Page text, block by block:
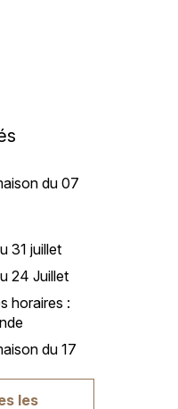
du 07
31 juillet
24 Juillet
horaires :
du 17
les